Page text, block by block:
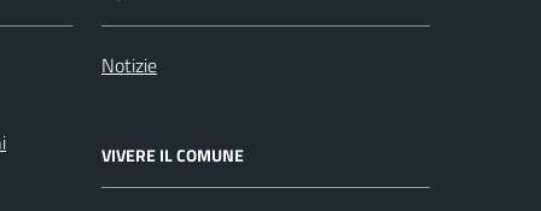
Notizie
VIVERE IL COMUNE